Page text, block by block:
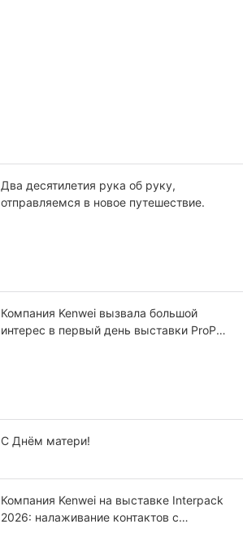
Два десятилетия рука об руку,
отправляемся в новое путешествие.
Компания Kenwei вызвала большой
интерес в первый день выставки ProPak
С Днём матери!
Компания Kenwei на выставке Interpack
2026: налаживание контактов с